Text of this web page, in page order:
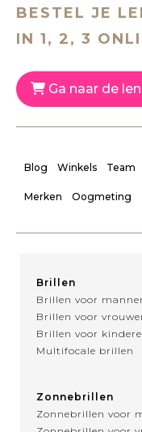
BESTEL JE
IN 1, 2, 3
Ga naar de
Blog Winkels Team
Merken Oogmeting
Brillen
Brillen voor
Brillen voor
Brillen voor
Multifocale brillen
Zonnebrillen
Zonnebrillen voor